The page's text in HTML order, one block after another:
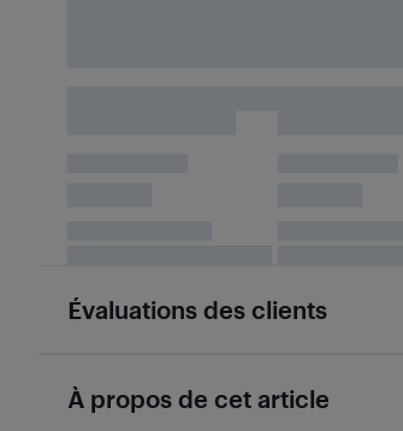
Évaluations des clients
À propos de cet article